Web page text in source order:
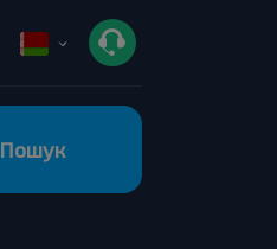
Пошук